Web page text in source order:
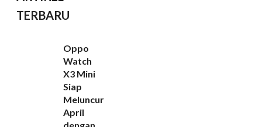
TERBARU
Oppo
Watch
X3 Mini
Siap
Meluncur
April